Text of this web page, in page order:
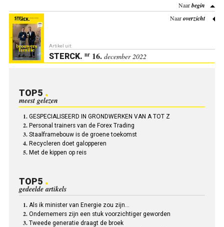
Naarbegin
Naaroverzicht
Artikel uit:
STERCK. nr16. december 2022
TOP5
meest gelezen
GESPECIALISEERD IN GRONDWERKEN VAN A TOT Z
Personal trainers van de Forex Trading
Staalframebouw is de groene toekomst
Recycleren doet galopperen
Met de kippen op reis
TOP5
gedeelde artikels
Als ik minister van Energie zou zijn…
Ondernemers zijn een stuk voorzichtiger geworden
Tweede generatie draagt de broek